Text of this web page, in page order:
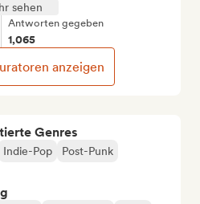
Genres
Indie-Pop
Post-Punk
sehen
Antworten gegeben
1,065
anzeigen